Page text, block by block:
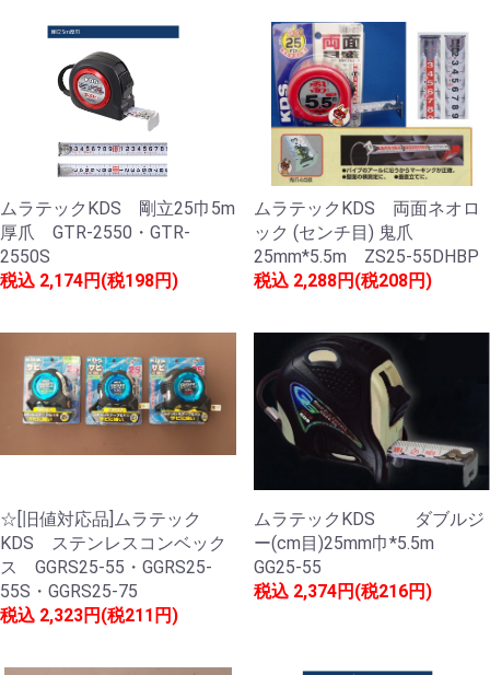
ムラテックKDS 剛立25巾5m
厚爪 GTR-2550・GTR-
2550S
税込 2,174円(税198円)
ムラテックKDS 両面ネオロ
ック (センチ目) 鬼爪
25mm*5.5m ZS25-55DHBP
税込 2,288円(税208円)
☆[旧値対応品]ムラテック
KDS ステンレスコンベック
ス GGRS25-55・GGRS25-
55S・GGRS25-75
税込 2,323円(税211円)
ムラテックKDS ダブルジ
ー(cm目)25mm巾*5.5m
GG25-55
税込 2,374円(税216円)